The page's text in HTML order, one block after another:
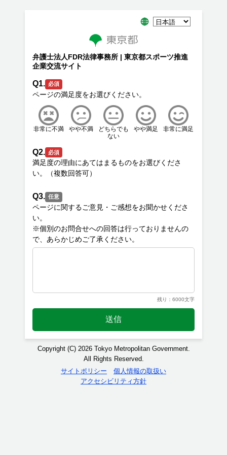
弁護士法人FDR法律事務所 | 東京都スポーツ推進
企業交流サイト
Q1. 必須
非常に不満 やや不満
どちらでも
ない
やや満足 非常に満足
Q2. 必須
満足度の理由にあてはまるものをお選びくださ
Q3. 任意
ページに関するご意見・ご感想をお聞かせくださ
い。
※個別のお問合せへの回答は行っておりませんの
残り：6000文字
送信
Copyright (C) 2026 Tokyo Metropolitan Government.
All Rights Reserved.
サイトポリシー
個人情報の取扱い
アクセシビリティ方針